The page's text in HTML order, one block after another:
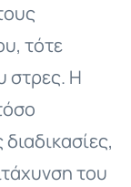
τότε
στρες. Η
του